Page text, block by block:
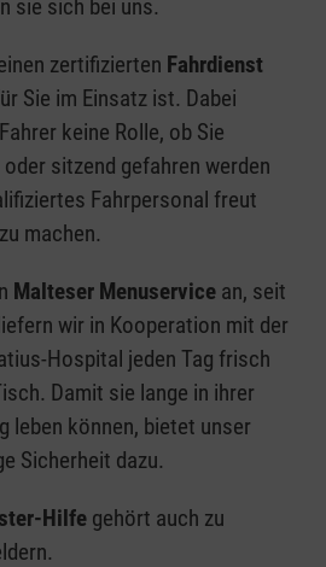
sie sich bei uns.
zertifizierten Fahrdienst
Sie im Einsatz ist. Dabei
keine Rolle, ob Sie
sitzend gefahren werden
Fahrpersonal freut
machen.
Malteser Menuservice an, seit
wir in Kooperation mit der
Hospital jeden Tag frisch
Damit sie lange in ihrer
leben können, bietet unser
Sicherheit dazu.
Hilfe gehört auch zu